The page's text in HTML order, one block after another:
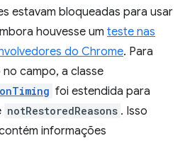
estavam bloqueadas para usar
houvesse um teste nas
do Chrome. Para
campo, a classe
foi estendida para
notRestoredReasons . Isso
informações